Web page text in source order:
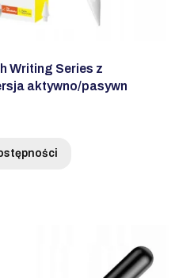
Writing Series z
aktywno/pasywn